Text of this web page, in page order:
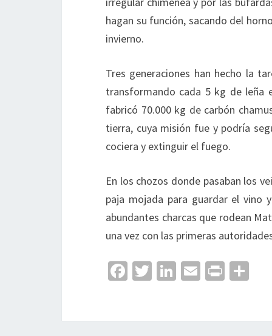
hagan su función, sacando del
invierno.
Tres generaciones han hecho la
transformando cada 5 kg de leña
fabricó 70.000 kg de carbón
tierra, cuya misión fue y podría
cociera y extinguir el fuego.
En los chozos donde pasaban los
paja mojada para guardar el vino
abundantes charcas que rodean
una vez con las primeras
Fa T
Li
E
Pr